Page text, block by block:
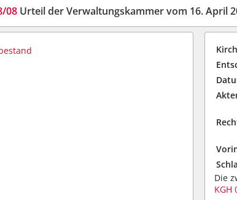
08 Urteil der Verwaltungskammer vom 16. April
Die
KGH